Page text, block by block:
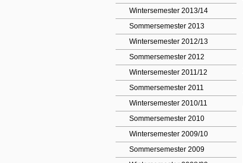
Wintersemester 2013/14
Sommersemester 2013
Wintersemester 2012/13
Sommersemester 2012
Wintersemester 2011/12
Sommersemester 2011
Wintersemester 2010/11
Sommersemester 2010
Wintersemester 2009/10
Sommersemester 2009